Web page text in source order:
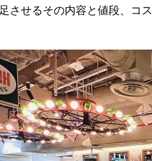
させるその内容と値段、コ